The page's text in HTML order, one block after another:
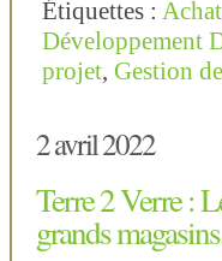
Étiquettes :
Développement
projet, Gestion
2 avril 2022
Terre 2 Verre :
grands